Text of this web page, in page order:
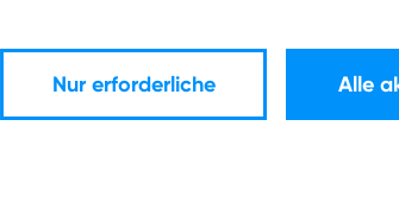
Nur erforderliche Alle